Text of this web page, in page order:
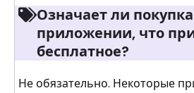
Означает ли
приложении, что
бесплатное?
Не обязательно. Некоторые